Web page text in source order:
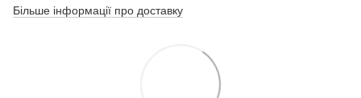
Більше інформації про доставку